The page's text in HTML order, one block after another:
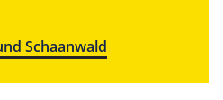
Schaanwald